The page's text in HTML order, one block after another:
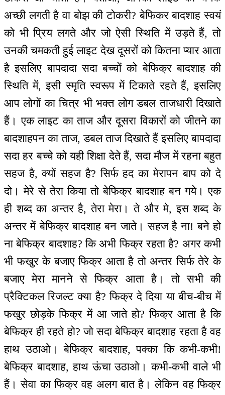
अच्छी लगती है वा बोझ की टोकरी? बेफिकर बादशाह स्वयं
को भी प्रिय लगते और जो ऐसी स्थिति में उड़ते हैं, तो
उनकी चमकती हुई लाइट देख दूसरों को कितना प्यार आता
है इसलिए बापदादा सदा बच्चों को बेफिक्र बादशाह की
स्थिति में, इसी स्मृति स्वरूप में टिकाते रहते हैं, इसलिए
आप लोगों का चित्र भी भक्त लोग डबल ताजधारी दिखाते
हैं। एक लाइट का ताज और दूसरा विकारों को जीतने का
बादशाहपन का ताज, डबल ताज दिखाते हैं इसलिए बापदादा
सदा हर बच्चे को यही शिक्षा देते हैं, सदा मौज में रहना बहुत
सहज है, क्यों सहज है? सिर्फ हद का मेरापन बाप को दे
दो। मेरे से तेरा किया तो बेफिक्र बादशाह बन गये। एक
ही शब्द का अन्तर है, तेरा मेरा। ते और मे, इस शब्द के
अन्तर में बेफिक्र बादशाह बन जाते। सहज है ना! बने हो
ना बेफिक्र बादशाह? कि अभी फिक्र रहता है? अगर कभी
भी फखुर के बजाए फिक्र आता है तो अन्तर सिर्फ तेरे के
बजाए मेरा मानने से फिक्र आता है। तो सभी की
प्रैक्टिकल रिजल्ट क्या है? फिक्र दे दिया या बीच-बीच में
फखुर छोड़के फिक्र में आ जाते हो? फिक्र आता है कि
बेफिक्र ही रहते हो? जो सदा बेफिक्र बादशाह रहता है वह
हाथ उठाओ। बेफिक्र बादशाह, पक्का कि कभी-कभी!
बेफिक्र बादशाह, हाथ ऊंचा उठाओ। कभी-कभी वाले भी
हैं। सेवा का फिक्र वह अलग बात है। लेकिन वह फिक्र